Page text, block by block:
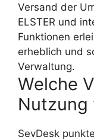
Versand der
ELSTER und
Funktionen
erheblich und
Verwaltung.
Welche
Nutzung
SevDesk